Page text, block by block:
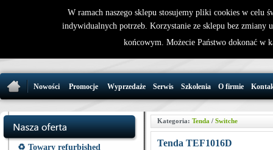
32 721 86
Nowości Promocje Wyprzedaże Serwis Szkolenia O firmie
♻️ Towary refurbished
Kategoria: Tenda / Switche
Tenda TEF1016D
W ramach naszego sklepu stosujemy pliki cookies w celu
indywidualnych potrzeb. Korzystanie ze sklepu bez zmiany
końcowym. Możecie Państwo dokonać w